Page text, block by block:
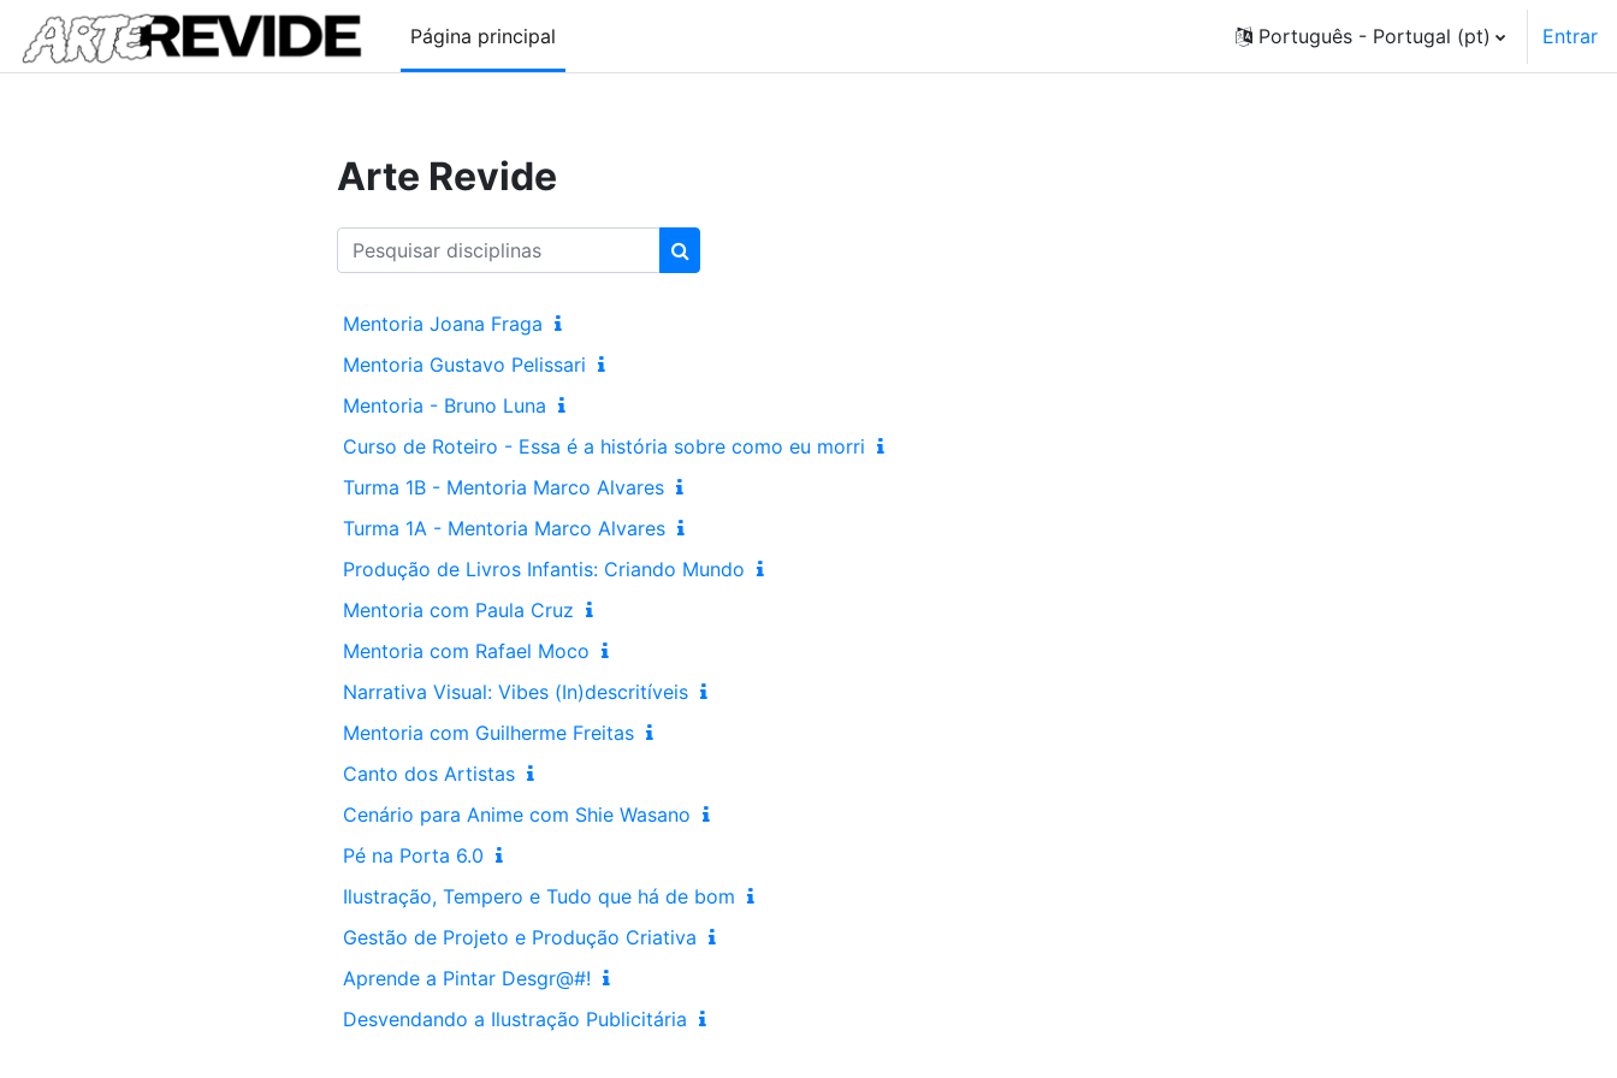
Ir para o conteúdo principal
Página principal
Português - Portugal ‎(pt)‎ Entrar
Arte Revide
Pesquisar disciplinas
Pesquisar disciplinas
Mentoria Joana Fraga
Mentoria Gustavo Pelissari
Mentoria - Bruno Luna
Curso de Roteiro - Essa é a história sobre como eu morri
Turma 1B - Mentoria Marco Alvares
Turma 1A - Mentoria Marco Alvares
Produção de Livros Infantis: Criando Mundo
Mentoria com Paula Cruz
Mentoria com Rafael Moco
Narrativa Visual: Vibes (In)descritíveis
Mentoria com Guilherme Freitas
Canto dos Artistas
Cenário para Anime com Shie Wasano
Pé na Porta 6.0
Ilustração, Tempero e Tudo que há de bom
Gestão de Projeto e Produção Criativa
Aprende a Pintar Desgr@#!
Desvendando a Ilustração Publicitária